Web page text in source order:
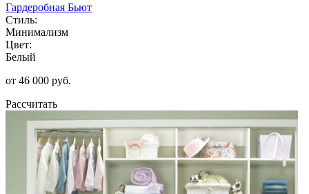
Гардеробная Бьют
Стиль:
Минимализм
Цвет:
Белый
от 46 000 руб.
Рассчитать